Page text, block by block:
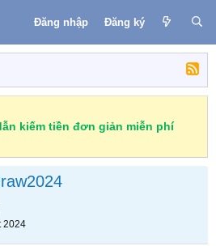
Đăng nhập Đăng ký
kiếm tiền đơn giản miễn phí
2024